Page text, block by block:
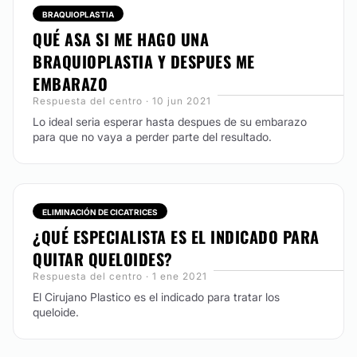
Toxina botulínica
Eliminación de cicatrices
Aumento de labios
Ácido hialurónico
Rejuvenecimiento facial
Eliminación de lunares
BRAQUIOPLASTIA
QUÉ ASA SI ME HAGO UNA
BRAQUIOPLASTIA Y DESPUES ME
EMBARAZO
Respuesta del centro · 10 jun 2021
Lo ideal seria esperar hasta despues de su embarazo
para que no vaya a perder parte del resultado.
ELIMINACIÓN DE CICATRICES
¿QUÉ ESPECIALISTA ES EL INDICADO PARA
QUITAR QUELOIDES?
Respuesta del centro · 1 ene 2021
El Cirujano Plastico es el indicado para tratar los
queloide.